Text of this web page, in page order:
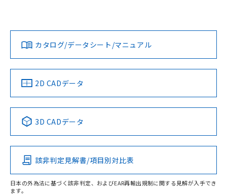
ダウンロードデータをご利用いただく前に、以下を必ずお読
みください。
ソフトウェアの使用条件
対応済み
中国 RoHS 注意事項・凡例
Pb Hg Cd Cr(VI)
O
カタログ/データシート/マニュアル
2D CADデータ
3D CADデータ
該非判定見解書/項目別対比表
日本の外為法に基づく該非判定、およびEAR再輸出規制に関する見解が入手でき
ます。